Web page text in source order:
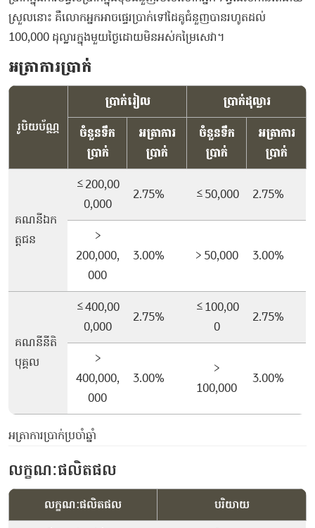
ស្រួលនោះ គឺលោកអ្នកអាចផ្ទេរប្រាក់ទៅដៃគូជំនួញបានរហូតដល់
100,000 ដុល្លារក្នុងមួយថ្ងៃដោយមិនអស់កម្រៃសេវា។
អត្រាការប្រាក់
រូបិយប័ណ្ណ
ប្រាក់រៀល ប្រាក់ដុល្លារ
ចំនួនទឹក
ប្រាក់
អត្រាការ
ប្រាក់
ចំនួនទឹក
ប្រាក់
អត្រាការ
ប្រាក់
គណនីឯក
ត្តជន
≤200,00
0,000
2.75% ≤50,000 2.75%
>
200,000,
000
3.00% > 50,000 3.00%
គណនីនីតិ
បុគ្គល
≤400,00
0,000
2.75%
≤100,00
0
2.75%
>
400,000,
000
3.00%
>
100,000
3.00%
អត្រាការប្រាក់ប្រចាំឆ្នាំ
លក្ខណៈផលិតផល
លក្ខណៈផលិតផល បរិយាយ